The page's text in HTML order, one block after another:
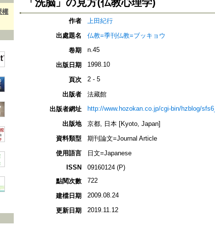
權
「洗脳」の見方(仏教心理学)
作者
上田紀行
出處題名
仏教=季刊仏教=ブッキョウ
卷期
n.45
出版日期 1998.10
頁次 2 - 5
出版者
法藏館
出版者網址
http://www.hozokan.co.jp/cgi-bin/hzblog/
出版地
京都, 日本 [Kyoto, Japan]
資料類型
期刊論文=Journal Article
使用語言
日文=Japanese
ISSN
09160124 (P)
點閱次數
722
建檔日期 2009.08.24
更新日期 2019.11.12